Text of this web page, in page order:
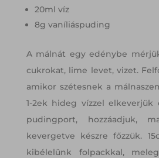
20ml víz
8g vaníliáspuding
A málnát egy edénybe
cukrokat, lime levet, vizet.
amikor szétesnek a
1-2ek hideg vízzel elkeverjük
pudingport, hozzáadjuk,
kevergetve készre főzzük.
kibélelünk folpackkal,